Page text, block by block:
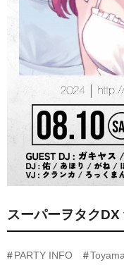
スーパーヲタク
PARTY INFO Toyama